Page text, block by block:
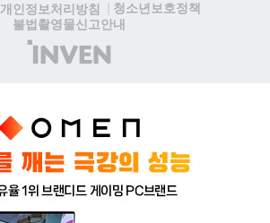
개인정보처리방침
청소년보호정책
불법촬영물신고안내
(주)
인